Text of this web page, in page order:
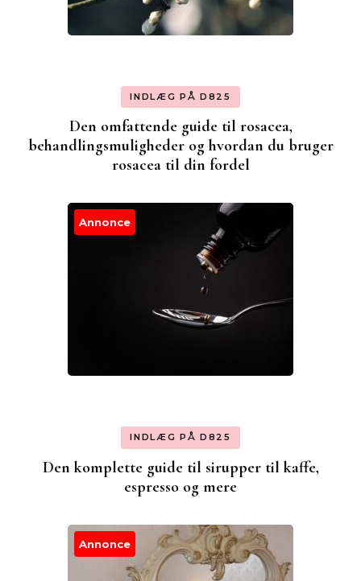
INDLÆG PÅ D825
Den omfattende guide til rosacea,
behandlingsmuligheder og hvordan du bruger
rosacea til din fordel
Annonce
INDLÆG PÅ D825
Den komplette guide til sirupper til kaffe,
espresso og mere
Annonce